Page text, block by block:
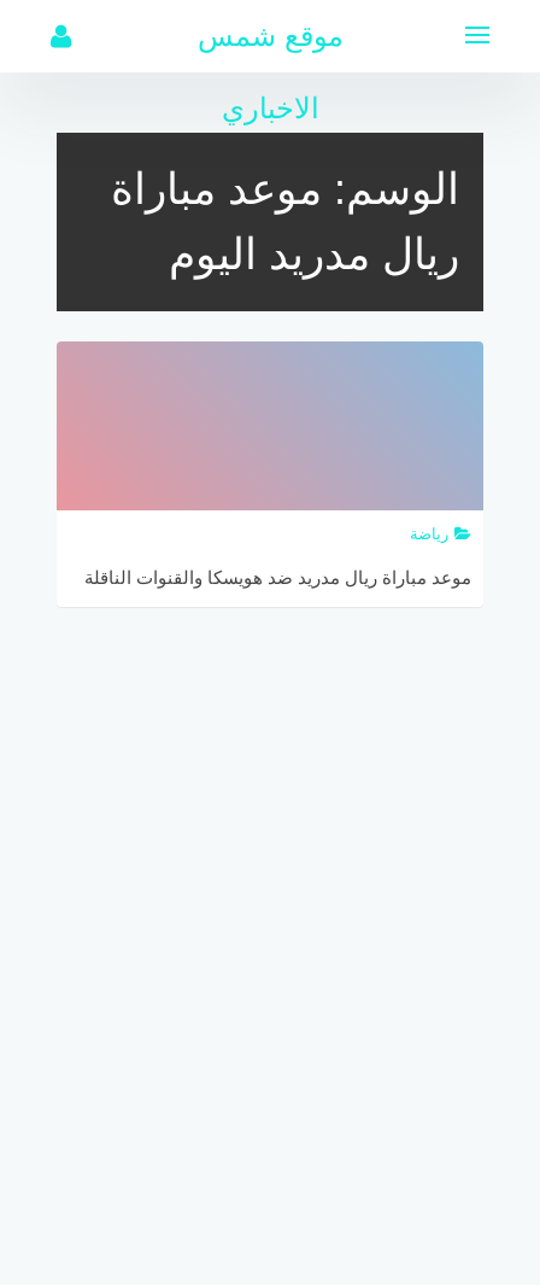
موقع شمس
الاخباري
الوسم: موعد مباراة
ريال مدريد اليوم
رياضة
موعد مباراة ريال مدريد ضد هويسكا والقنوات الناقلة